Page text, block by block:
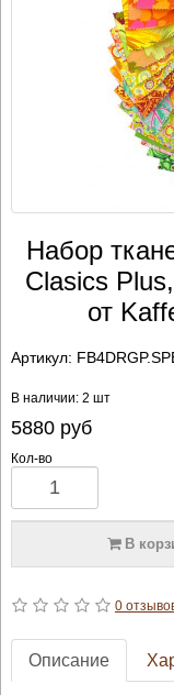
Набор
Clasics
от
Артикул:
В наличии: 2 шт
5880руб
Кол-во
В
0
Описание